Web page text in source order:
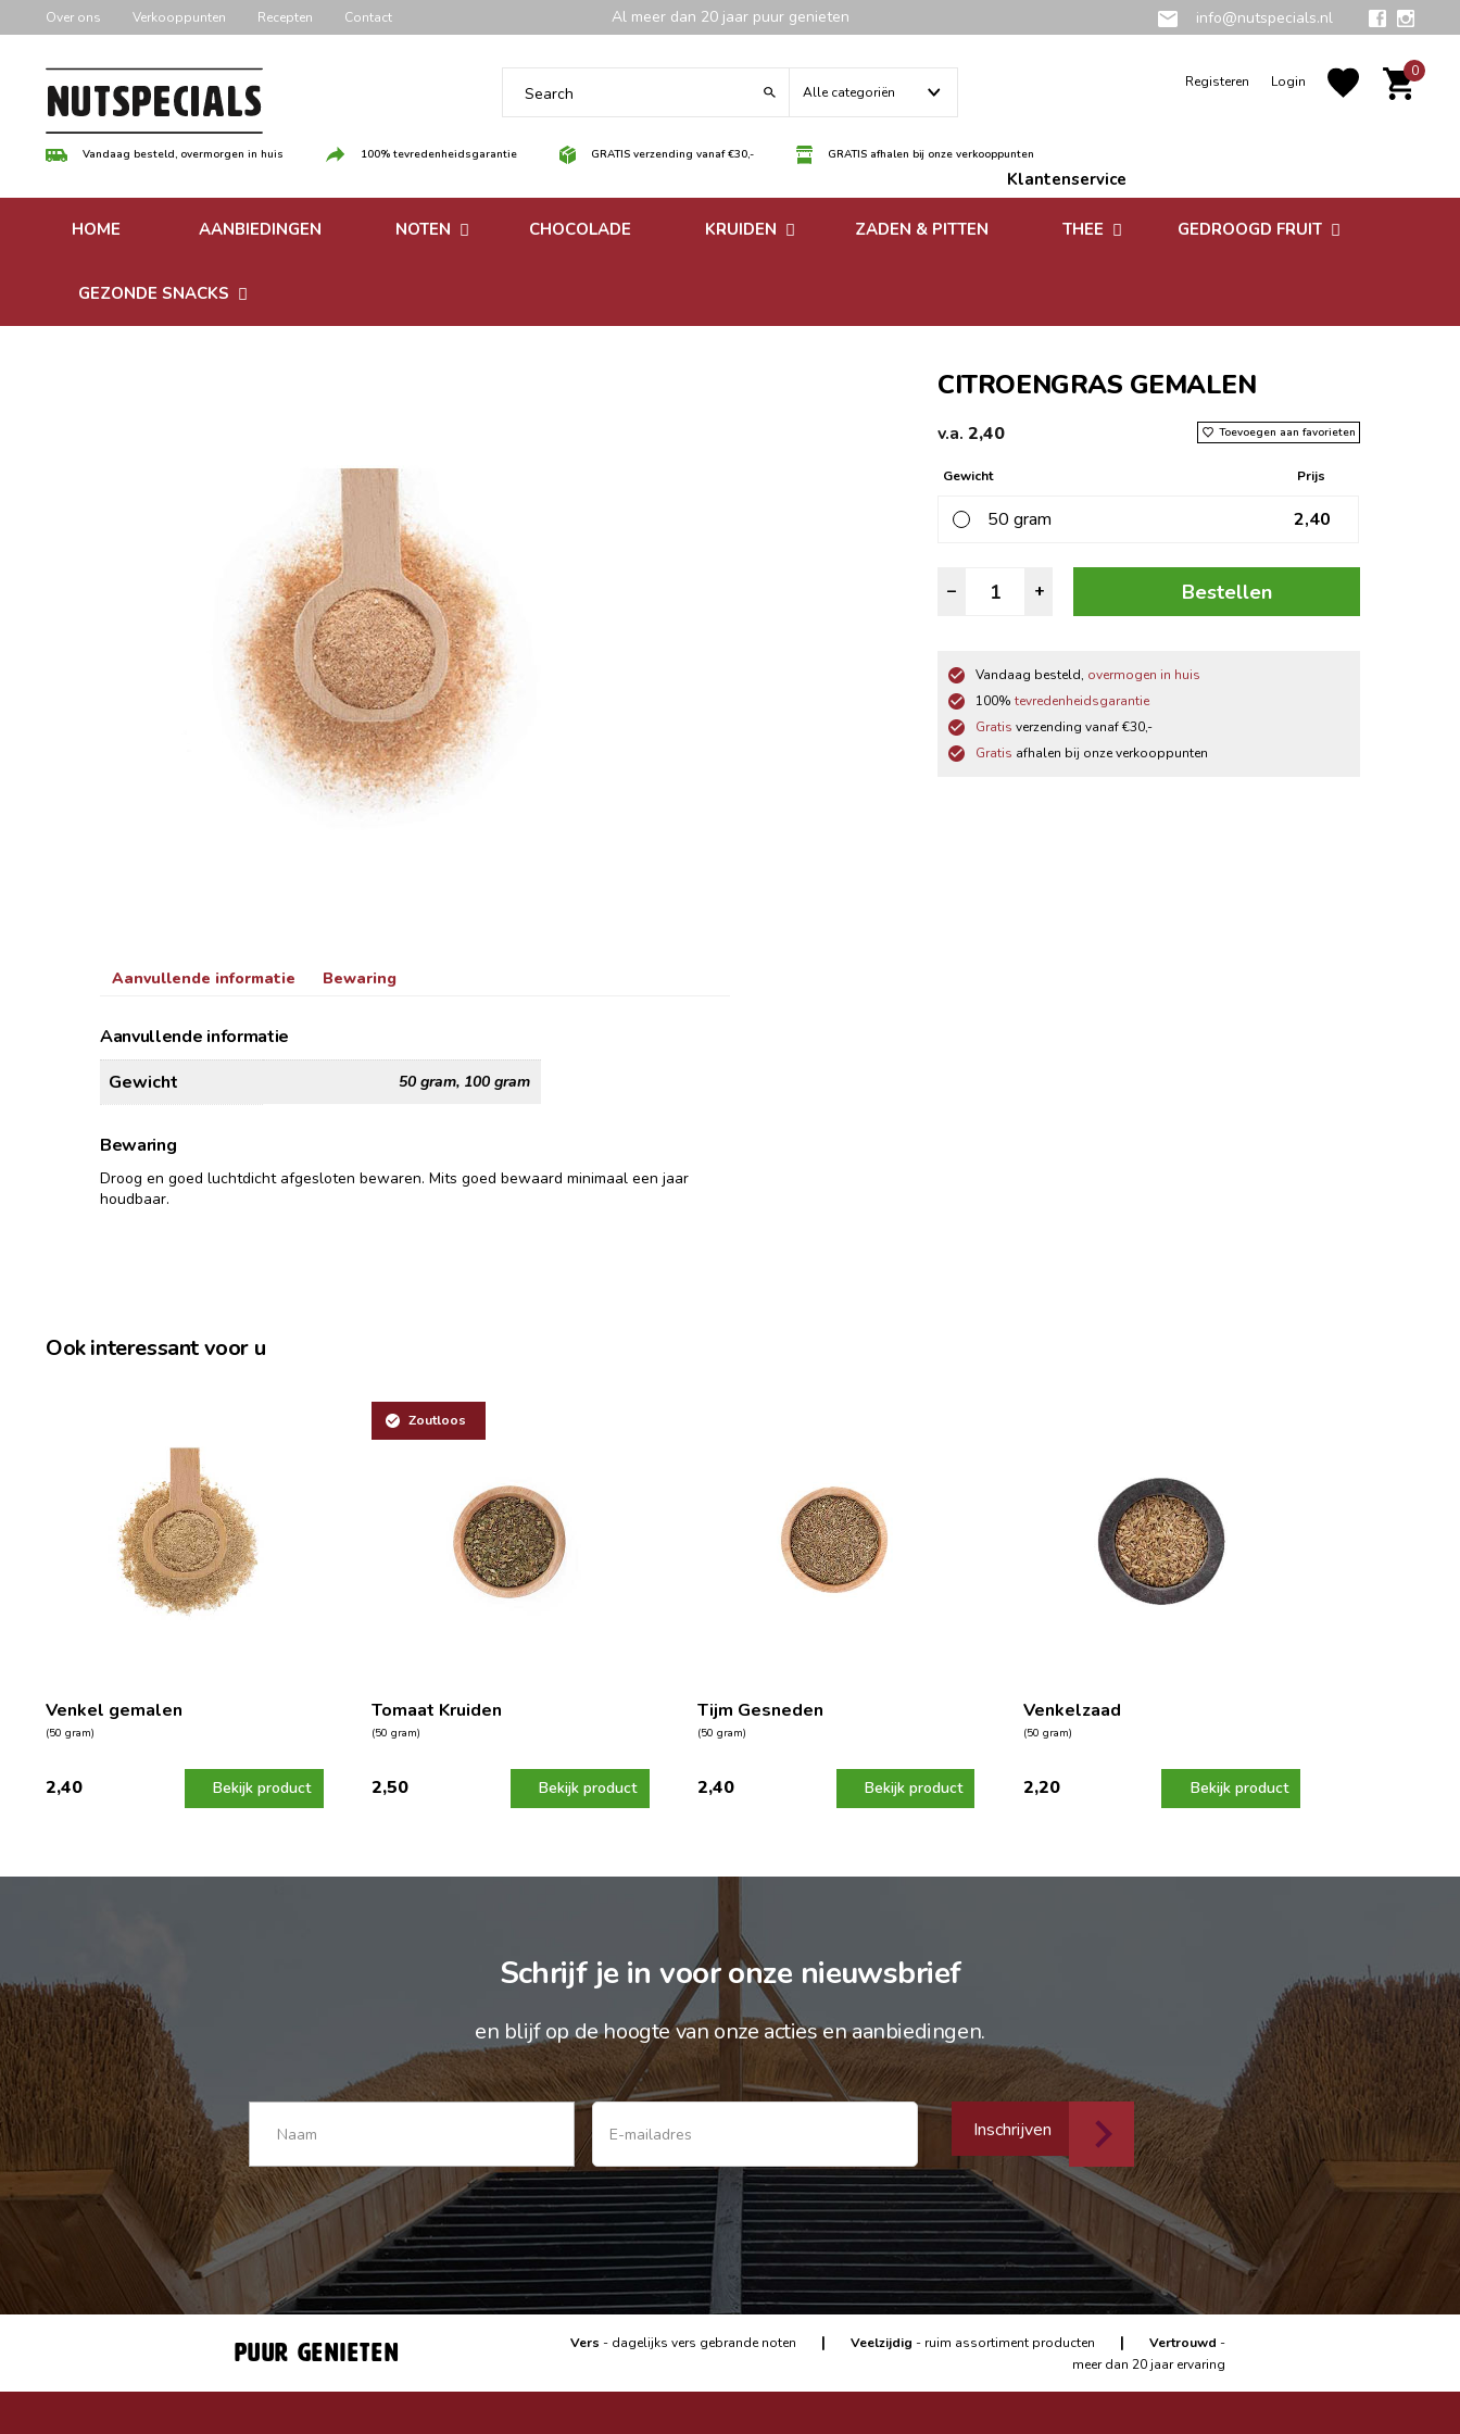
naar
inhoud
Over ons Verkooppunten Recepten Contact Al meer dan 20 jaar puur genieten info@nutspecials.nl
Alle categoriën
0
Registeren Login
Vandaag besteld, overmorgen in huis 100% tevredenheidsgarantie GRATIS verzending vanaf €30,- GRATIS afhalen bij onze verkooppunten
Klantenservice
HOME AANBIEDINGEN NOTEN
Ongebrande noten
CHOCOLADE KRUIDEN
Kruidenmixen zonder
ZADEN & PITTEN THEE
Kruidenthee
Rooibos thee
GEDROOGD FRUIT
Superfoods
GEZONDE SNACKS
CITROENGRAS GEMALEN
v.a. 2,40 Toevoegen aan favorieten
Gewicht Prijs
50 gram 2,40
–
Citroengras
Gemalen
+ Bestellen
Vandaag besteld, overmogen in huis
100%tevredenheidsgarantie
Gratis verzending vanaf €30,-
Gratis afhalen bij onze verkooppunten
Aanvullende informatie Bewaring
Aanvullende informatie
Gewicht
50 gram, 100 gram
Bewaring
Droog en goed luchtdicht afgesloten bewaren. Mits goed bewaard minimaal een jaar
houdbaar.
Ook interessant voor u
Venkel gemalen
(50 gram)
2,40 Bekijk product
Zoutloos
Tomaat Kruiden
(50 gram)
2,50 Bekijk product
Tijm Gesneden
(50 gram)
2,40 Bekijk product
Venkelzaad
(50 gram)
2,20 Bekijk product
Schrijf je in voor onze nieuwsbrief
en blijf op de hoogte van onze acties en aanbiedingen.
Inschrijven
Puur genieten Vers - dagelijks vers gebrande noten | Veelzijdig - ruim assortiment producten | Vertrouwd -
meer dan 20 jaar ervaring